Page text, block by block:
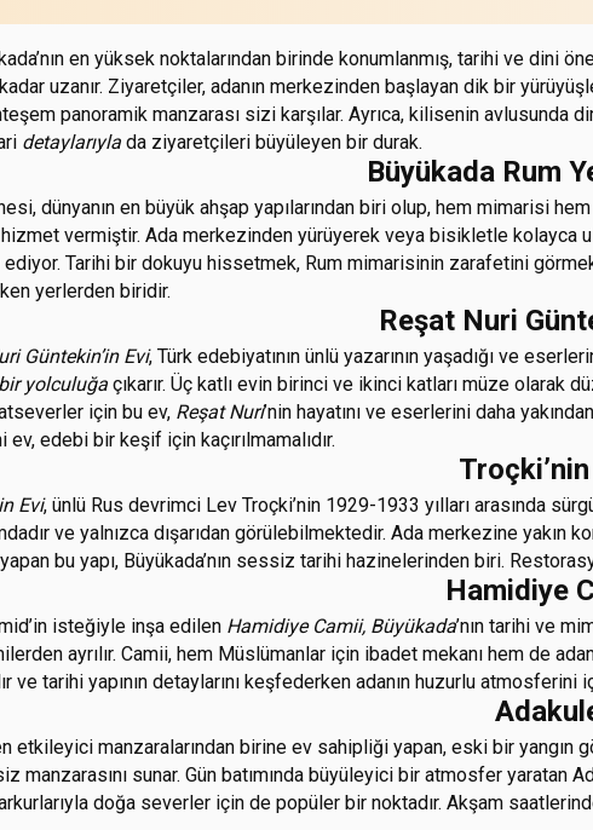
en yüksek noktalarından birinde konumlanmış, tarihi ve dini
uzanır. Ziyaretçiler, adanın merkezinden başlayan dik bir
panoramik manzarası sizi karşılar. Ayrıca, kilisenin avlusunda
detaylarıyla da ziyaretçileri büyüleyen bir durak.
Büyükada Rum
dünyanın en büyük ahşap yapılarından biri olup, hem mimarisi
vermiştir. Ada merkezinden yürüyerek veya bisikletle kolayca
Tarihi bir dokuyu hissetmek, Rum mimarisinin zarafetini
yerlerden biridir.
Reşat Nuri
Güntekin’in Evi, Türk edebiyatının ünlü yazarının yaşadığı ve
yolculuğa çıkarır. Üç katlı evin birinci ve ikinci katları müze olarak
için bu ev, Reşat Nuri’nin hayatını ve eserlerini daha
ev, edebi bir keşif için kaçırılmamalıdır.
Evi, ünlü Rus devrimci Lev Troçki’nin 1929-1933 yılları arasında
ve yalnızca dışarıdan görülebilmektedir. Ada merkezine yakın
bu yapı, Büyükada’nın sessiz tarihi hazinelerinden biri.
Hamidiye
isteğiyle inşa edilen Hamidiye Camii, Büyükada’nın tarihi ve
ayrılır. Camii, hem Müslümanlar için ibadet mekanı hem de
ve tarihi yapının detaylarını keşfederken adanın huzurlu
en etkileyici manzaralarından birine ev sahipliği yapan, eski bir
manzarasını sunar. Gün batımında büyüleyici bir atmosfer
doğa severler için de popüler bir noktadır. Akşam